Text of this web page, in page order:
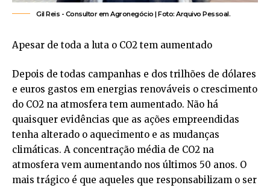
Gil Reis -​ Consultor em Agronegócio | Foto: Arquivo Pessoal.
Apesar de toda a luta o CO2 tem aumentado
Depois de todas campanhas e dos trilhões de dólares
e euros gastos em energias renováveis o crescimento
do CO2 na atmosfera tem aumentado. Não há
quaisquer evidências que as ações empreendidas
tenha alterado o aquecimento e as mudanças
climáticas. A concentração média de CO2 na
atmosfera vem aumentando nos últimos 50 anos. O
mais trágico é que aqueles que responsabilizam o ser